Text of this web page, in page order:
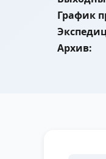
График
Архив: